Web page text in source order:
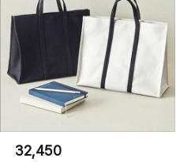
32,450